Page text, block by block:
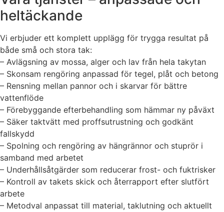
heltäckande
Vi erbjuder ett komplett upplägg för trygga resultat på
både små och stora tak:
– Avlägsning av mossa, alger och lav från hela takytan
– Skonsam rengöring anpassad för tegel, plåt och betong
– Rensning mellan pannor och i skarvar för bättre
vattenflöde
– Förebyggande efterbehandling som hämmar ny påväxt
– Säker taktvätt med proffsutrustning och godkänt
fallskydd
– Spolning och rengöring av hängrännor och stuprör i
samband med arbetet
– Underhållsåtgärder som reducerar frost- och fuktrisker
– Kontroll av takets skick och återrapport efter slutfört
arbete
– Metodval anpassat till material, taklutning och aktuellt